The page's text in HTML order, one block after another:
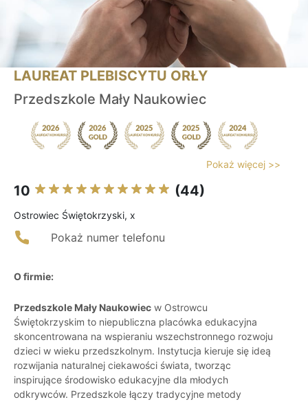
LAUREAT PLEBISCYTU ORŁY
Przedszkole Mały Naukowiec
Pokaż więcej >>
10 (44)
Ostrowiec Świętokrzyski, x
Pokaż numer telefonu
O firmie:
Przedszkole Mały Naukowiec w Ostrowcu
Świętokrzyskim to niepubliczna placówka edukacyjna
skoncentrowana na wspieraniu wszechstronnego rozwoju
dzieci w wieku przedszkolnym. Instytucja kieruje się ideą
rozwijania naturalnej ciekawości świata, tworząc
inspirujące środowisko edukacyjne dla młodych
odkrywców. Przedszkole łączy tradycyjne metody